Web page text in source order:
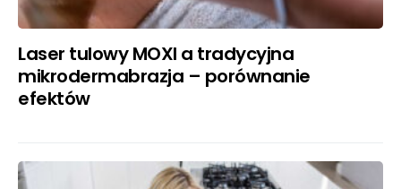
Laser tulowy MOXI a tradycyjna
mikrodermabrazja – porównanie
efektów